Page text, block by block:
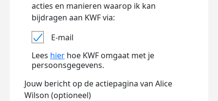
acties en manieren waarop ik kan
bijdragen aan KWF via:
E-mail
Lees hier hoe KWF omgaat met je
persoonsgegevens.
Jouw bericht op de actiepagina van Alice
Wilson (optioneel)